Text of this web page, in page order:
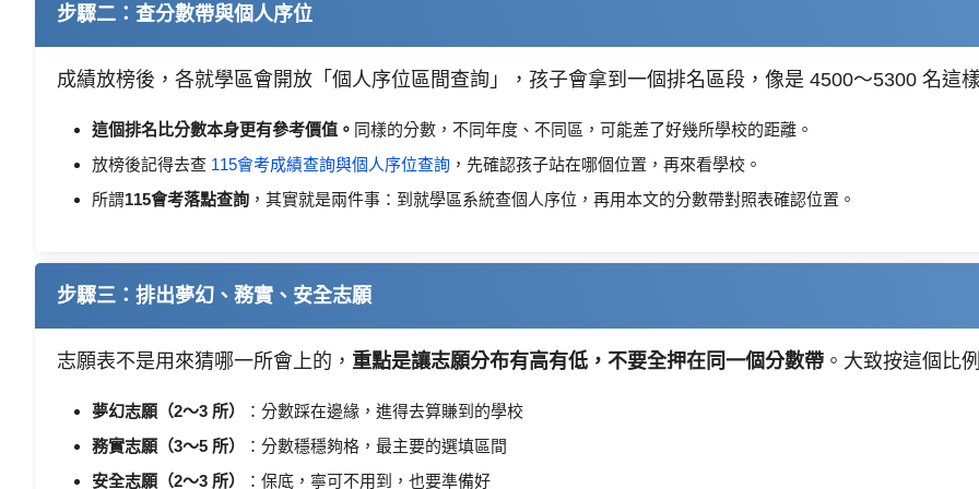
步驟二：查分數帶與個人序位
成績放榜後，各就學區會開放「個人序位區間查詢」，孩子會拿到一個排名區段，像是 4500～5300 名這樣
這個排名比分數本身更有參考價值。 同樣的分數，不同年度、不同區，可能差了好幾所學校的距離。
放榜後記得去查 115會考成績查詢與個人序位查詢 ，先確認孩子站在哪個位置，再來看學校。
所謂115會考落點查詢 ，其實就是兩件事：到就學區系統查個人序位，再用本文的分數帶對照表確認位置。
步驟三：排出夢幻、務實、安全志願
志願表不是用來猜哪一所會上的， 重點是讓志願分布有高有低，不要全押在同一個分數帶 。大致按這個比
夢幻志願（2～3 所）
：分數踩在邊緣，進得去算賺到的學校
務實志願（3～5 所）
：分數穩穩夠格，最主要的選填區間
安全志願（2～3 所）
：保底，寧可不用到，也要準備好